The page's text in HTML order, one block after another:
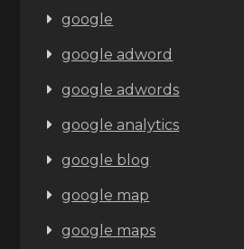
google
google adword
google adwords
google analytics
google blog
google map
google maps